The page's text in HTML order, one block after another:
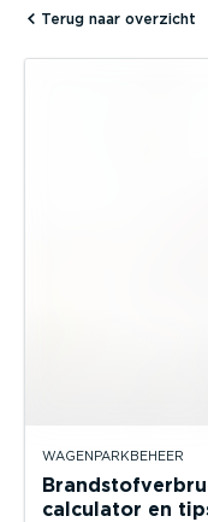
Terug naar overzicht
WAGENPARKBEHEER
calculator en